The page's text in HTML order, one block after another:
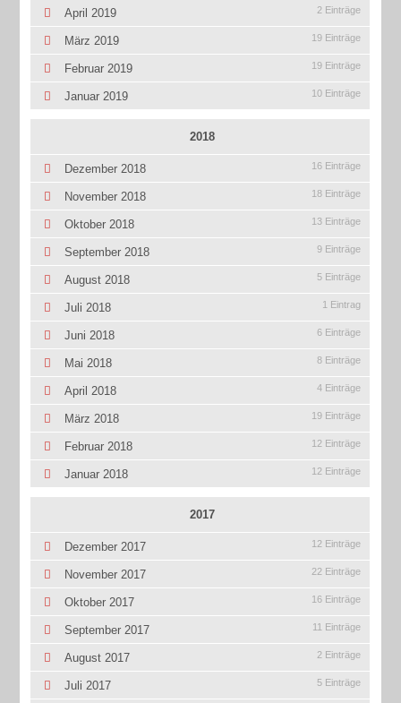
April 2019 2 Einträge
März 2019 19 Einträge
Februar 2019 19 Einträge
Januar 2019 10 Einträge
2018
Dezember 2018 16 Einträge
November 2018 18 Einträge
Oktober 2018 13 Einträge
September 2018 9 Einträge
August 2018 5 Einträge
Juli 2018 1 Eintrag
Juni 2018 6 Einträge
Mai 2018 8 Einträge
April 2018 4 Einträge
März 2018 19 Einträge
Februar 2018 12 Einträge
Januar 2018 12 Einträge
2017
Dezember 2017 12 Einträge
November 2017 22 Einträge
Oktober 2017 16 Einträge
September 2017 11 Einträge
August 2017 2 Einträge
Juli 2017 5 Einträge